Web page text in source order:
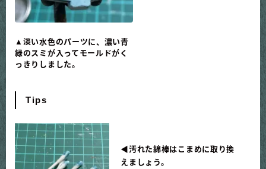
▲ 淡い水色のパーツに、濃い青
緑のスミが入ってモールドがく
っきりしました。
Tips
◀ 汚れた綿棒はこまめに取り換
えましょう。